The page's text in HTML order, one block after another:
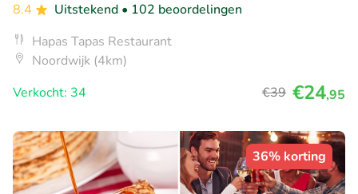
8.4
Uitstekend • 102 beoordelingen
Hapas Tapas Restaurant
Noordwijk (4km)
Verkocht: 34
€39 €24,95
36% korting